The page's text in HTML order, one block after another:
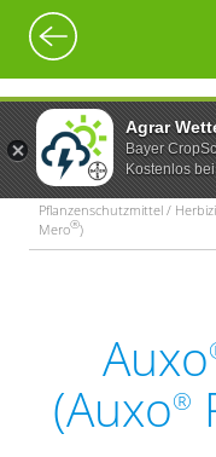
Agrar
Bayer
Kostenlos
Pflanzenschutzmittel /
Mero®)
Auxo
(Auxo®